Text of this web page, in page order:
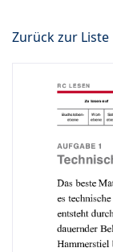
Zurück zur Liste